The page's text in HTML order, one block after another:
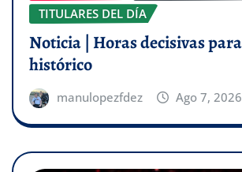
TITULARES DEL DÍA
Noticia | Horas decisivas
histórico
manulopezfdez Ago 7, 2026